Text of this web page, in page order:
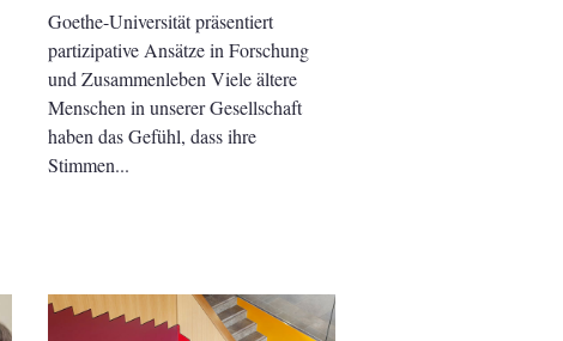
Goethe-Universität präsentiert
partizipative Ansätze in Forschung
und Zusammenleben Viele ältere
Menschen in unserer Gesellschaft
haben das Gefühl, dass ihre
Stimmen